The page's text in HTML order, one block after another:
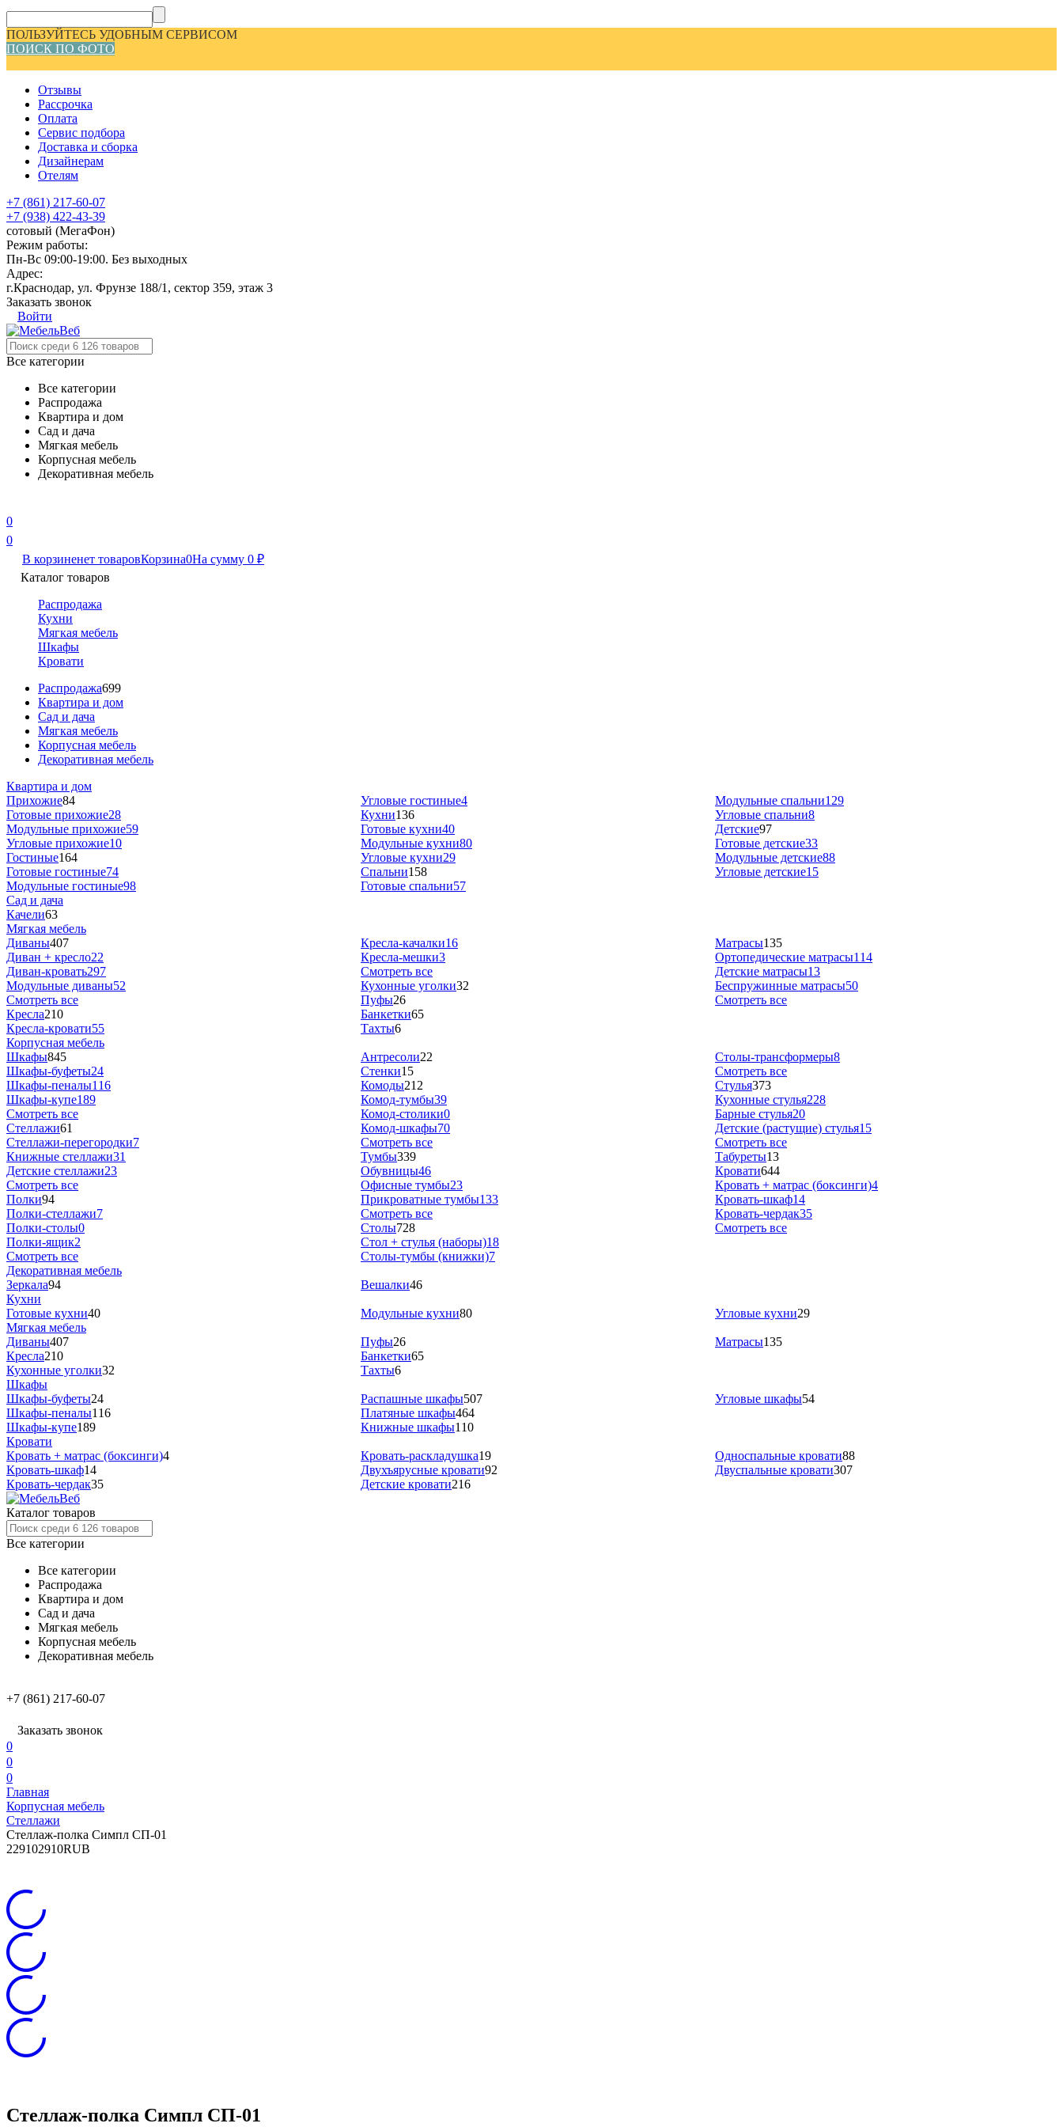
ПОЛЬЗУЙТЕСЬ УДОБНЫМ СЕРВИСОМ
ПОИСК ПО ФОТО
Отзывы
Рассрочка
Оплата
Сервис подбора
Доставка и сборка
Дизайнерам
Отелям
+7 (861) 217-60-07
+7 (938) 422-43-39
сотовый (МегаФон)
Режим работы:
Пн-Вс 09:00-19:00. Без выходных
Адрес:
г.Краснодар, ул. Фрунзе 188/1, сектор 359, этаж 3
Заказать звонок
Войти
Все категории
Все категории
Распродажа
Квартира и дом
Сад и дача
Мягкая мебель
Корпусная мебель
Декоративная мебель
0
0
В корзиненет товаровКорзина0На сумму 0 ₽
Каталог товаров
Распродажа
Кухни
Мягкая мебель
Шкафы
Кровати
Распродажа699
Квартира и дом
Сад и дача
Мягкая мебель
Корпусная мебель
Декоративная мебель
Квартира и дом
Прихожие84
Готовые прихожие28
Модульные прихожие59
Угловые прихожие10
Гостиные164
Готовые гостиные74
Модульные гостиные98
Угловые гостиные4
Кухни136
Готовые кухни40
Модульные кухни80
Угловые кухни29
Спальни158
Готовые спальни57
Модульные спальни129
Угловые спальни8
Детские97
Готовые детские33
Модульные детские88
Угловые детские15
Сад и дача
Качели63
Мягкая мебель
Диваны407
Диван + кресло22
Диван-кровать297
Модульные диваны52
Смотреть все
Кресла210
Кресла-кровати55
Кресла-качалки16
Кресла-мешки3
Смотреть все
Кухонные уголки32
Пуфы26
Банкетки65
Тахты6
Матрасы135
Ортопедические матрасы114
Детские матрасы13
Беспружинные матрасы50
Смотреть все
Корпусная мебель
Шкафы845
Шкафы-буфеты24
Шкафы-пеналы116
Шкафы-купе189
Смотреть все
Стеллажи61
Стеллажи-перегородки7
Книжные стеллажи31
Детские стеллажи23
Смотреть все
Полки94
Полки-стеллажи7
Полки-столы0
Полки-ящик2
Смотреть все
Антресоли22
Стенки15
Комоды212
Комод-тумбы39
Комод-столики0
Комод-шкафы70
Смотреть все
Тумбы339
Обувницы46
Офисные тумбы23
Прикроватные тумбы133
Смотреть все
Столы728
Стол + стулья (наборы)18
Столы-тумбы (книжки)7
Столы-трансформеры8
Смотреть все
Стулья373
Кухонные стулья228
Барные стулья20
Детские (растущие) стулья15
Смотреть все
Табуреты13
Кровати644
Кровать + матрас (боксинги)4
Кровать-шкаф14
Кровать-чердак35
Смотреть все
Декоративная мебель
Зеркала94 Вешалки46
Кухни
Готовые кухни40 Модульные кухни80 Угловые кухни29
Мягкая мебель
Диваны407
Кресла210
Кухонные уголки32
Пуфы26
Банкетки65
Тахты6
Матрасы135
Шкафы
Шкафы-буфеты24
Шкафы-пеналы116
Шкафы-купе189
Распашные шкафы507
Платяные шкафы464
Книжные шкафы110
Угловые шкафы54
Кровати
Кровать + матрас (боксинги)4
Кровать-шкаф14
Кровать-чердак35
Кровать-раскладушка19
Двухъярусные кровати92
Детские кровати216
Односпальные кровати88
Двуспальные кровати307
Каталог товаров
Все категории
Все категории
Распродажа
Квартира и дом
Сад и дача
Мягкая мебель
Корпусная мебель
Декоративная мебель
+7 (861) 217-60-07
Заказать звонок
0
0
0
Главная
Корпусная мебель
Стеллажи
Стеллаж-полка Симпл СП-01
229102910RUB
Стеллаж-полка Симпл СП-01